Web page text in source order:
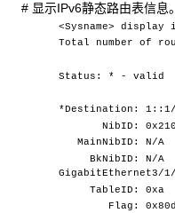
# 显示IPv6静态路由表信息。
<Sysname>
Total number of
Status: * - valid
*Destination: 1::1/
NibID:
MainNibID:
BkNibID:
GigabitEthernet3/
TableID:
Flag: